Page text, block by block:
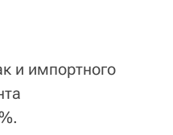
и импортного